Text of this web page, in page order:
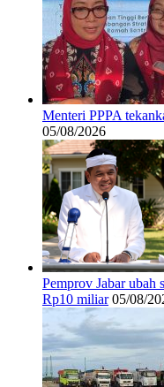
Menteri PPPA
05/08/2026
Pemprov Jabar ubah
Rp10 miliar 05/08/